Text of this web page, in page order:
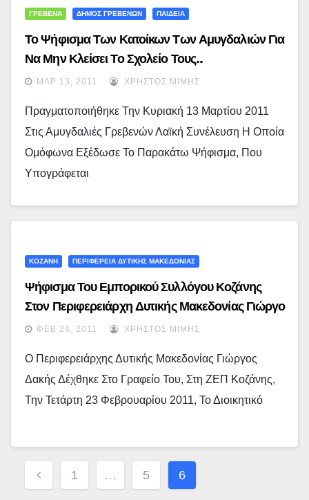
ΓΡΕΒΕΝΑ ΔΗΜΟΣ ΓΡΕΒΕΝΩΝ ΠΑΙΔΕΙΑ
Το Ψήφισμα Των Κατοίκων Των Αμυγδαλιών Για
Να Μην Κλείσει Το Σχολείο Τους..
ΜΑΡ 13, 2011 ΧΡΉΣΤΟΣ ΜΊΜΗΣ
Πραγματοποιήθηκε Την Κυριακή 13 Μαρτίου 2011
Στις Αμυγδαλιές Γρεβενών Λαϊκή Συνέλευση Η Οποία
Ομόφωνα Εξέδωσε Το Παρακάτω Ψήφισμα, Που
Υπογράφεται
ΚΟΖΑΝΗ ΠΕΡΙΦΕΡΕΙΑ ΔΥΤΙΚΗΣ ΜΑΚΕΔΟΝΙΑΣ
Ψήφισμα Του Εμπορικού Συλλόγου Κοζάνης
Στον Περιφερειάρχη Δυτικής Μακεδονίας Γιώργο
Δακή
ΦΕΒ 24, 2011 ΧΡΉΣΤΟΣ ΜΊΜΗΣ
Ο Περιφερειάρχης Δυτικής Μακεδονίας Γιώργος
Δακής Δέχθηκε Στο Γραφείο Του, Στη ΖΕΠ Κοζάνης,
Την Τετάρτη 23 Φεβρουαρίου 2011, Το Διοικητικό
Σελιδοποίηση
1 … 5 6